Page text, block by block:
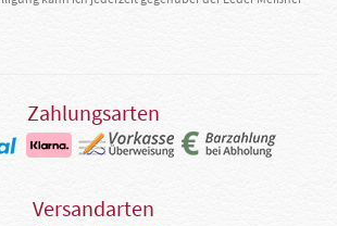
Zahlungsarten
Versandarten